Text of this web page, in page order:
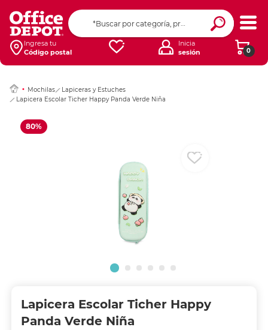
Ingresa tu
Código postal
0
Inicia
sesión
Mochilas
Lapiceras y Estuches
Lapicera Escolar Ticher Happy Panda Verde Niña
80%
Lapicera Escolar Ticher Happy
Panda Verde Niña
Ingresar Codigo